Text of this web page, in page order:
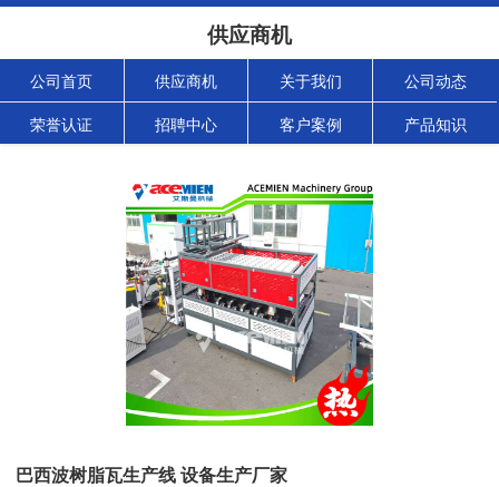
供应商机
公司首页 供应商机 关于我们 公司动态
荣誉认证 招聘中心 客户案例 产品知识
巴西波树脂瓦生产线 设备生产厂家